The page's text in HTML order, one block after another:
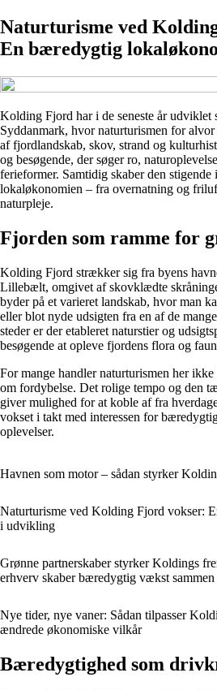
Naturturisme ved
En bæredygtig
Kolding Fjord har i de seneste år udviklet
Syddanmark, hvor naturturismen for
af fjordlandskab, skov, strand og
og besøgende, der søger ro,
ferieformer. Samtidig skaber den
lokaløkonomien – fra overnatning og
naturpleje.
Fjorden som ramme for
Kolding Fjord strækker sig fra byens
Lillebælt, omgivet af skovklædte
byder på et varieret landskab, hvor man
eller blot nyde udsigten fra en af de
steder er der etableret naturstier og
besøgende at opleve fjordens flora og
For mange handler naturturismen her
om fordybelse. Det rolige tempo og den
giver mulighed for at koble af fra
vokset i takt med interessen for
oplevelser.
Havnen som motor – sådan styrker
Naturturisme ved Kolding Fjord vokser:
i udvikling
Grønne partnerskaber styrker Koldings
erhverv skaber bæredygtig vækst sammen
Nye tider, nye vaner: Sådan tilpasser
ændrede økonomiske vilkår
Bæredygtighed som